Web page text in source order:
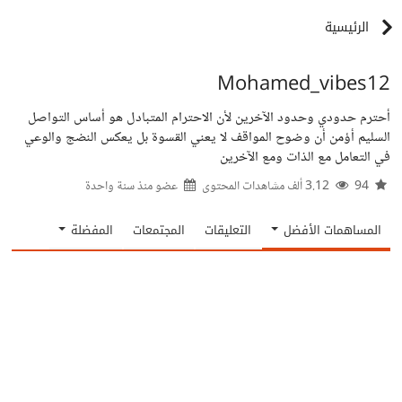
الرئيسية
Mohamed_vibes12
أحترم حدودي وحدود الآخرين لأن الاحترام المتبادل هو أساس التواصل
السليم أؤمن أن وضوح المواقف لا يعني القسوة بل يعكس النضج والوعي
في التعامل مع الذات ومع الآخرين
عضو منذسنة واحدة
المساهمات الأفضل التعليقات المجتمعات المفضلة